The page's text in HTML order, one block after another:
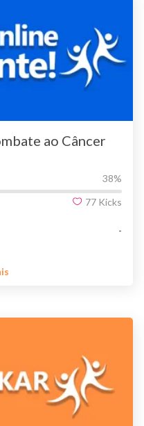
ao Câncer
38%
77 Kicks
-